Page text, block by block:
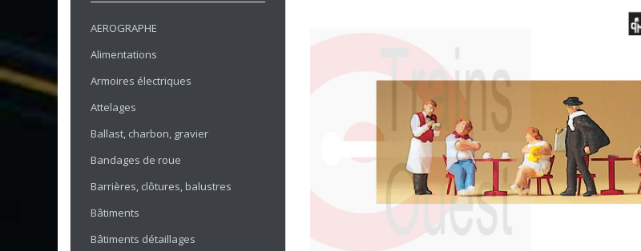
AEROGRAPHE
Alimentations
Armoires électriques
Attelages
Ballast, charbon, gravier
Bandages de roue
Barrières, clôtures, balustres
Bâtiments
Bâtiments détaillages